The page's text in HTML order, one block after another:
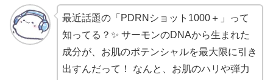
最近話題の「PDRNショット1000＋」って
知ってる？✨ サーモンのDNAから生まれた
成分が、お肌のポテンシャルを最大限に引き
出すんだって！ なんと、お肌のハリや弾力